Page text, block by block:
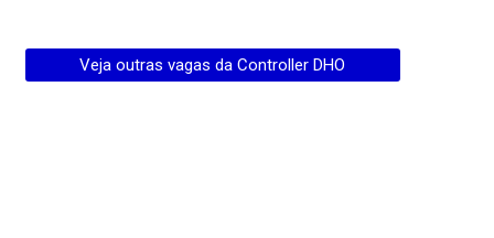
Veja outras vagas da Controller DHO